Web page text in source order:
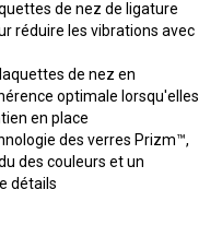
de nez de ligature
réduire les vibrations avec
de nez en
optimale lorsqu'elles
en place
des verres Prizm™,
des couleurs et un
détails